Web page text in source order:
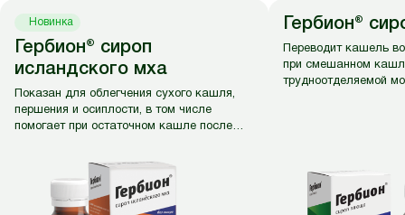
Новинка
Гербион® сироп
исландского мха
Показан для облегчения сухого кашля,
першения и осиплости, в том числе
помогает при остаточном кашле после
Гербион®
Переводит кашель
при смешанном
трудноотделяемой